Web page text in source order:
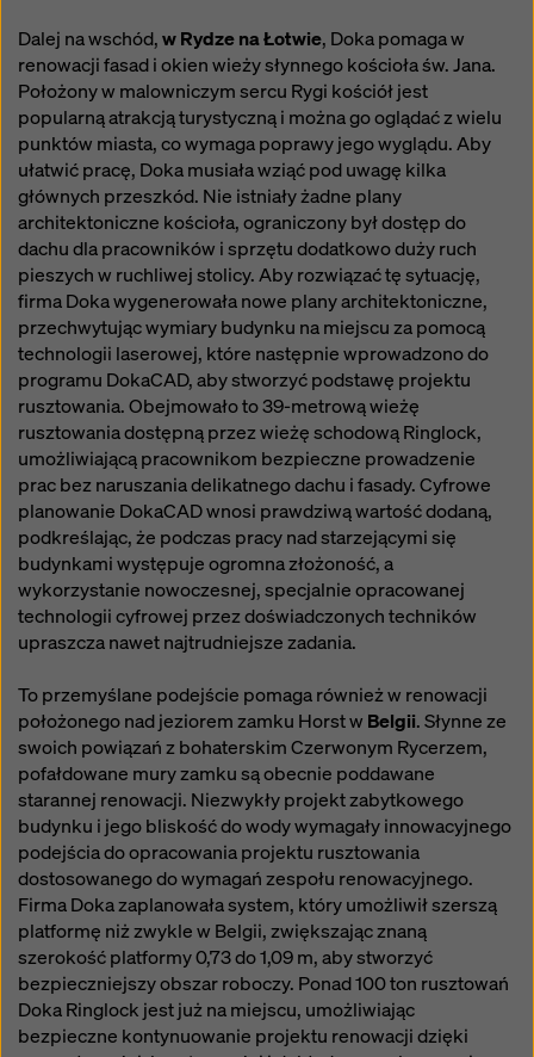
Dalej na wschód,w Rydze na Łotwie, Doka pomaga w
renowacji fasad i okien wieży słynnego kościoła św. Jana.
Położony w malowniczym sercu Rygi kościół jest
popularną atrakcją turystyczną i można go oglądać z wielu
punktów miasta, co wymaga poprawy jego wyglądu. Aby
ułatwić pracę, Doka musiała wziąć pod uwagę kilka
głównych przeszkód. Nie istniały żadne plany
architektoniczne kościoła, ograniczony był dostęp do
dachu dla pracowników i sprzętu dodatkowo duży ruch
pieszych w ruchliwej stolicy. Aby rozwiązać tę sytuację,
firma Doka wygenerowała nowe plany architektoniczne,
przechwytując wymiary budynku na miejscu za pomocą
technologii laserowej, które następnie wprowadzono do
programu DokaCAD, aby stworzyć podstawę projektu
rusztowania. Obejmowało to 39-metrową wieżę
rusztowania dostępną przez wieżę schodową Ringlock,
umożliwiającą pracownikom bezpieczne prowadzenie
prac bez naruszania delikatnego dachu i fasady. Cyfrowe
planowanie DokaCAD wnosi prawdziwą wartość dodaną,
podkreślając, że podczas pracy nad starzejącymi się
budynkami występuje ogromna złożoność, a
wykorzystanie nowoczesnej, specjalnie opracowanej
technologii cyfrowej przez doświadczonych techników
upraszcza nawet najtrudniejsze zadania.
To przemyślane podejście pomaga również w renowacji
położonego nad jeziorem zamku Horst w Belgii. Słynne ze
swoich powiązań z bohaterskim Czerwonym Rycerzem,
pofałdowane mury zamku są obecnie poddawane
starannej renowacji. Niezwykły projekt zabytkowego
budynku i jego bliskość do wody wymagały innowacyjnego
podejścia do opracowania projektu rusztowania
dostosowanego do wymagań zespołu renowacyjnego.
Firma Doka zaplanowała system, który umożliwił szerszą
platformę niż zwykle w Belgii, zwiększając znaną
szerokość platformy 0,73 do 1,09 m, aby stworzyć
bezpieczniejszy obszar roboczy. Ponad 100 ton rusztowań
Doka Ringlock jest już na miejscu, umożliwiając
bezpieczne kontynuowanie projektu renowacji dzięki